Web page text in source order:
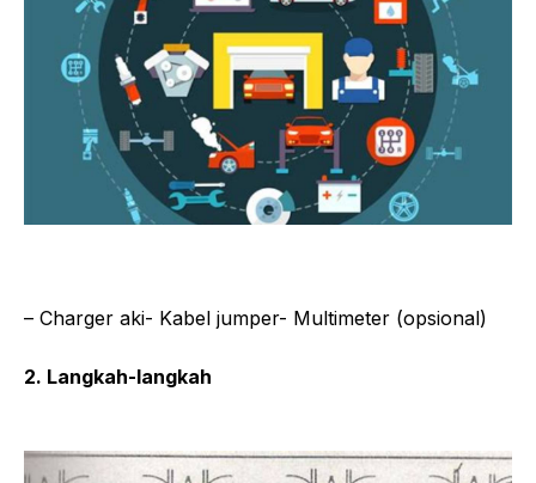
– Charger aki- Kabel jumper- Multimeter (opsional)
2. Langkah-langkah